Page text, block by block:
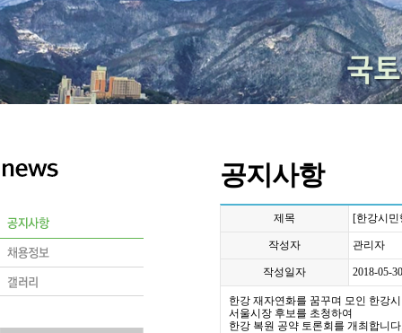
공지사항
제목 [한강시
작성자 관리자
작성일자 2018-05-30
한강 재자연화를 꿈꾸며 모인 한강
서울시장 후보를 초청하여
한강 복원 공약 토론회를 개최합니